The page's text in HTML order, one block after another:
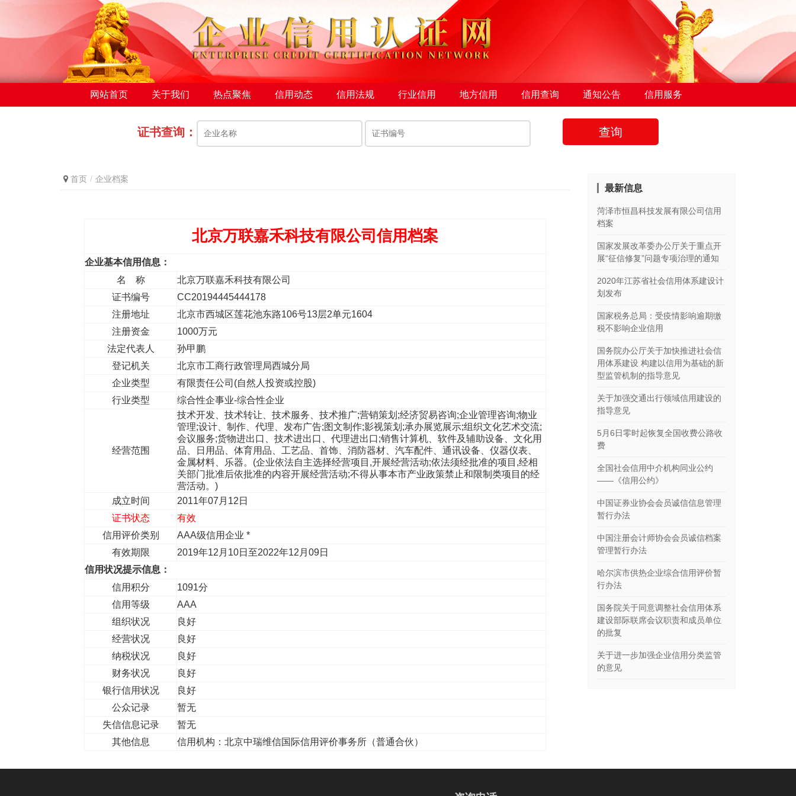
网站首页 关于我们 热点聚焦 信用动态 信用法规 行业信用 地方信用 信用查询 通知公告 信用服务
证书查询： 查询
首页 企业档案
北京万联嘉禾科技有限公司信用档案
企业基本信用信息：
名 称
北京万联嘉禾科技有限公司
证书编号
CC20194445444178
注册地址
北京市西城区莲花池东路106号13层2单元1604
注册资金
1000万元
法定代表人
孙甲鹏
登记机关
北京市工商行政管理局西城分局
企业类型
有限责任公司(自然人投资或控股)
行业类型
综合性企事业-综合性企业
经营范围
技术开发、技术转让、技术服务、技术推广;营销策划;经济贸易咨询;企业管理咨询;物业
管理;设计、制作、代理、发布广告;图文制作;影视策划;承办展览展示;组织文化艺术交流;
会议服务;货物进出口、技术进出口、代理进出口;销售计算机、软件及辅助设备、文化用
品、日用品、体育用品、工艺品、首饰、消防器材、汽车配件、通讯设备、仪器仪表、
金属材料、乐器。(企业依法自主选择经营项目,开展经营活动;依法须经批准的项目,经相
关部门批准后依批准的内容开展经营活动;不得从事本市产业政策禁止和限制类项目的经
营活动。)
成立时间
2011年07月12日
证书状态
有效
信用评价类别
AAA级信用企业 *
有效期限
2019年12月10日至2022年12月09日
信用状况提示信息：
信用积分
1091分
信用等级
AAA
组织状况
良好
经营状况
良好
纳税状况
良好
财务状况
良好
银行信用状况
良好
公众记录
暂无
失信信息记录
暂无
其他信息
信用机构：北京中瑞维信国际信用评价事务所（普通合伙）
最新信息
菏泽市恒昌科技发展有限公司信用
档案
国家发展改革委办公厅关于重点开
展“征信修复”问题专项治理的通知
2020年江苏省社会信用体系建设计
划发布
国家税务总局：受疫情影响逾期缴
税不影响企业信用
国务院办公厅关于加快推进社会信
用体系建设 构建以信用为基础的新
型监管机制的指导意见
关于加强交通出行领域信用建设的
指导意见
5月6日零时起恢复全国收费公路收
费
全国社会信用中介机构同业公约
——《信用公约》
中国证券业协会会员诚信信息管理
暂行办法
中国注册会计师协会会员诚信档案
管理暂行办法
哈尔滨市供热企业综合信用评价暂
行办法
国务院关于同意调整社会信用体系
建设部际联席会议职责和成员单位
的批复
关于进一步加强企业信用分类监管
的意见